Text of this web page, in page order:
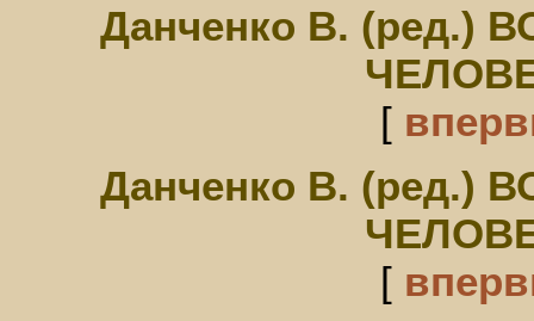
Данченко В.
[
Данченко В.
[